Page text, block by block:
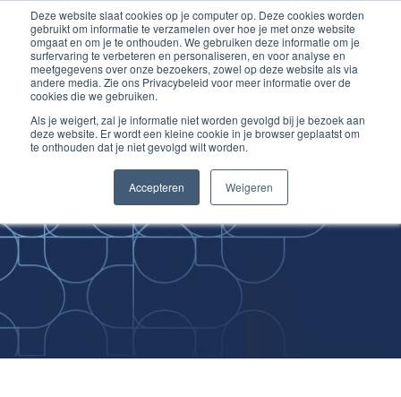
Deze website slaat cookies op je computer op. Deze cookies worden
gebruikt om informatie te verzamelen over hoe je met onze website
omgaat en om je te onthouden. We gebruiken deze informatie om je
surfervaring te verbeteren en personaliseren, en voor analyse en
meetgegevens over onze bezoekers, zowel op deze website als via
andere media. Zie ons Privacybeleid voor meer informatie over de
cookies die we gebruiken.
Als je weigert, zal je informatie niet worden gevolgd bij je bezoek aan
deze website. Er wordt een kleine cookie in je browser geplaatst om
te onthouden dat je niet gevolgd wilt worden.
Accepteren Weigeren
Inloggen account
Ga
naar
de
inhoud
Improving
Medical Skills